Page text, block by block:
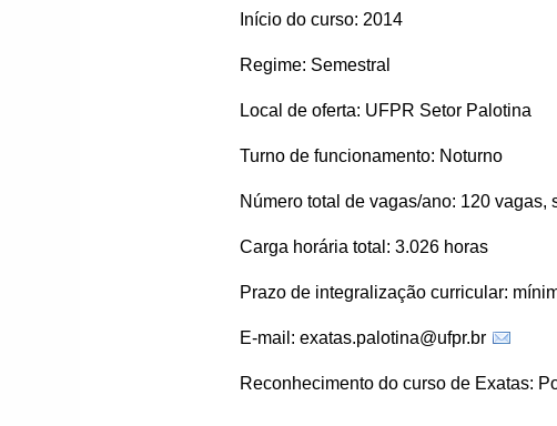
Início do curso: 2014
Regime: Semestral
Local de oferta: UFPR Setor Palotina
Turno de funcionamento: Noturno
Número total de vagas/ano: 120 vagas,
Carga horária total: 3.026 horas
Prazo de integralização curricular:
E-mail:exatas.palotina@ufpr.br
Reconhecimento do curso de Exatas: